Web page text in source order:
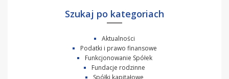
Szukaj po kategoriach
Aktualności
Podatki i prawo finansowe
Funkcjonowanie Spółek
Fundacje rodzinne